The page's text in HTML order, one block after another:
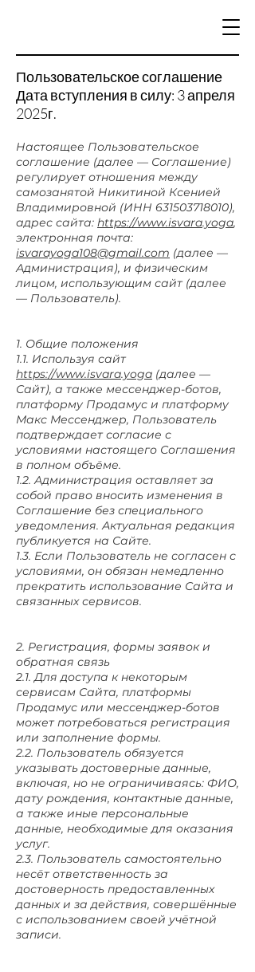
Пользовательское соглашение
Дата вступления в силу: 3 апреля
2025г.
Настоящее Пользовательское
соглашение (далее — Соглашение)
регулирует отношения между
самозанятой Никитиной Ксенией
Владимировной (ИНН 631503718010),
адрес сайта: https://www.isvara.yoga,
электронная почта:
isvarayoga108@gmail.com (далее —
Администрация), и физическим
лицом, использующим сайт (далее
— Пользователь).
1. Общие положения
1.1. Используя сайт
https://www.isvara.yoga (далее —
Сайт), а также мессенджер-ботов,
платформу Продамус и платформу
Макс Мессенджер, Пользователь
подтверждает согласие с
условиями настоящего Соглашения
в полном объёме.
1.2. Администрация оставляет за
собой право вносить изменения в
Соглашение без специального
уведомления. Актуальная редакция
публикуется на Сайте.
1.3. Если Пользователь не согласен с
условиями, он обязан немедленно
прекратить использование Сайта и
связанных сервисов.
2. Регистрация, формы заявок и
обратная связь
2.1. Для доступа к некоторым
сервисам Сайта, платформы
Продамус или мессенджер-ботов
может потребоваться регистрация
или заполнение формы.
2.2. Пользователь обязуется
указывать достоверные данные,
включая, но не ограничиваясь: ФИО,
дату рождения, контактные данные,
а также иные персональные
данные, необходимые для оказания
услуг.
2.3. Пользователь самостоятельно
несёт ответственность за
достоверность предоставленных
данных и за действия, совершённые
с использованием своей учётной
записи.